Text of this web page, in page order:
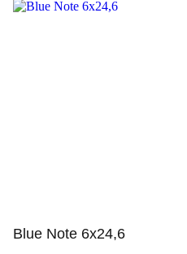
Blue Note 6x24,6